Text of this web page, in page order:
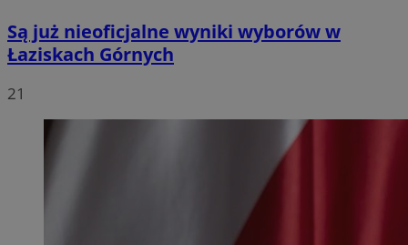
Są już nieoficjalne wyniki wyborów w
Łaziskach Górnych
21